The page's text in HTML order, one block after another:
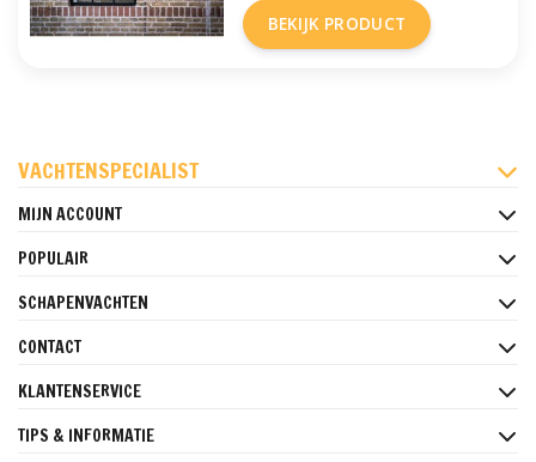
BEKIJK PRODUCT
VACHTENSPECIALIST
MIJN ACCOUNT
POPULAIR
SCHAPENVACHTEN
CONTACT
KLANTENSERVICE
TIPS & INFORMATIE